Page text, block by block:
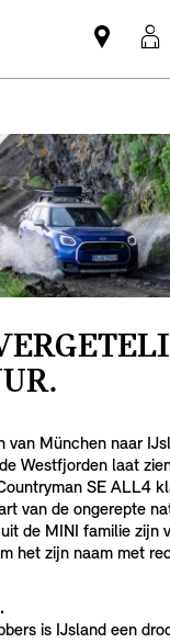
Vind
een
van München naar
Westfjorden laat
SE ALL4
van de ongerepte
de MINI familie zijn
het zijn naam met
is IJsland een